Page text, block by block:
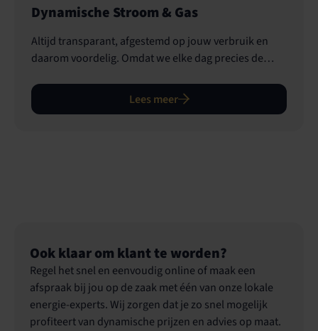
Dynamische Stroom & Gas
Altijd transparant, afgestemd op jouw verbruik en
daarom voordelig. Omdat we elke dag precies de
veel. Zo kun jij ongeremd blijven ondernemen!
Lees meer
Ook klaar om klant te worden?
Regel het snel en eenvoudig online of maak een
afspraak bij jou op de zaak met één van onze lokale
energie-experts. Wij zorgen dat je zo snel mogelijk
profiteert van dynamische prijzen en advies op maat.